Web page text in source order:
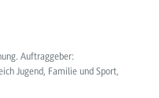
Auftraggeber:
Jugend, Familie und Sport,